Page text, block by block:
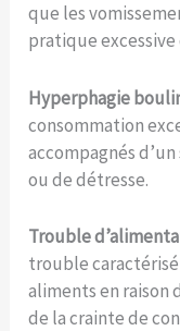
que les
pratique excessive
Hyperphagie
consommation
accompagnés
ou de détresse.
Trouble
trouble
aliments en raison
de la crainte de